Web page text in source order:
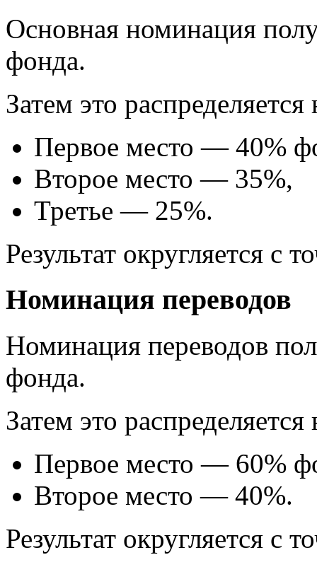
Основная номинация
фонда.
Затем это
Первое место — 40%
Второе место — 35%,
Третье — 25%.
Результат округляется с
Номинация переводов
Номинация переводов
фонда.
Затем это
Первое место — 60%
Второе место — 40%.
Результат округляется с